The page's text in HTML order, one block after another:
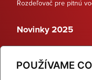
POUŽÍVAME
Rozdeľovač pre pitnú
Novinky 2025
Dynamické